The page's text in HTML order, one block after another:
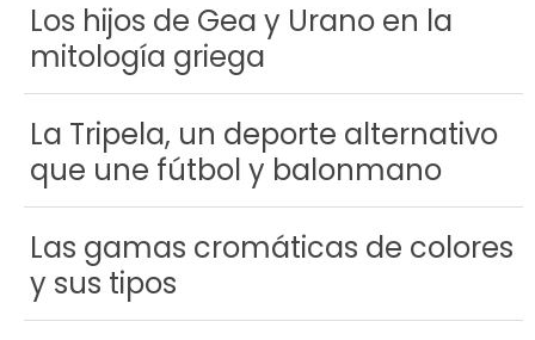
Los hijos de Gea y Urano en la
mitología griega
La Tripela, un deporte alternativo
que une fútbol y balonmano
Las gamas cromáticas de colores
y sus tipos